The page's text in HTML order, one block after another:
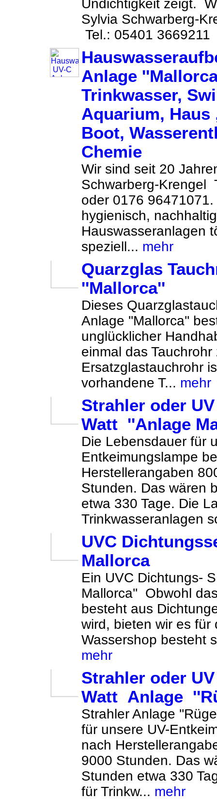
Undichtigkeit zeigt.
Sylvia Schwarberg-
Tel.: 05401 3669211
Anlage
Trinkwasser,
Aquarium, Haus
Boot,
Chemie
Wir sind seit 20
Schwarberg-Krengel
oder 0176
hygienisch,
Hauswasseranlagen
speziell... mehr
Quarzglas
''Mallorca''
Dieses
Anlage ''Mallorca''
unglücklicher
einmal das
Ersatzglastauchrohr
vorhandene T... mehr
Strahler oder
Watt ''Anlage
Die Lebensdauer für
Entkeimungslampe
Herstellerangaben
Stunden. Das wären
etwa 330 Tage. Die
Trinkwasseranlagen
UVC
Mallorca
Ein UVC Dichtungs-
Mallorca'' Obwohl
besteht aus
wird, bieten wir es für
Wassershop besteht
mehr
Strahler oder
Watt Anlage
Strahler Anlage
für unsere UV-
nach
9000 Stunden. Das
Stunden etwa 330
für Trinkw... mehr